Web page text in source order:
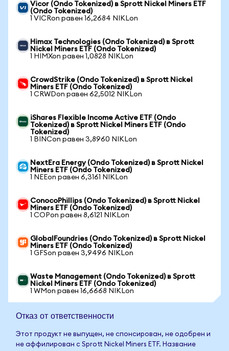
Vicor (Ondo Tokenized) в Sprott Nickel Miners ETF
(Ondo Tokenized)
1 VICRon равен 16,2684 NIKLon
Himax Technologies (Ondo Tokenized) в Sprott
Nickel Miners ETF (Ondo Tokenized)
1 HIMXon равен 1,0828 NIKLon
CrowdStrike (Ondo Tokenized) в Sprott Nickel
Miners ETF (Ondo Tokenized)
1 CRWDon равен 62,5012 NIKLon
iShares Flexible Income Active ETF (Ondo
Tokenized) в Sprott Nickel Miners ETF (Ondo
Tokenized)
1 BINCon равен 3,8960 NIKLon
NextEra Energy (Ondo Tokenized) в Sprott Nickel
Miners ETF (Ondo Tokenized)
1 NEEon равен 6,3161 NIKLon
ConocoPhillips (Ondo Tokenized) в Sprott Nickel
Miners ETF (Ondo Tokenized)
1 COPon равен 8,6121 NIKLon
GlobalFoundries (Ondo Tokenized) в Sprott Nickel
Miners ETF (Ondo Tokenized)
1 GFSon равен 3,9496 NIKLon
Waste Management (Ondo Tokenized) в Sprott
Nickel Miners ETF (Ondo Tokenized)
1 WMon равен 16,6668 NIKLon
Отказ от ответственности
Этот продукт не выпущен, не спонсирован, не одобрен и
не аффилирован с Sprott Nickel Miners ETF. Название